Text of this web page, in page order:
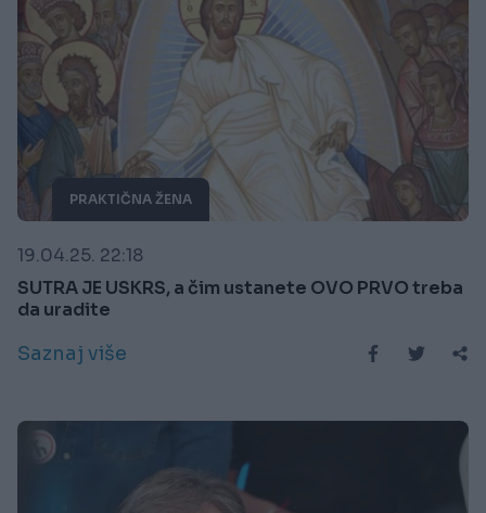
PRAKTIČNA ŽENA
19.04.25. 22:18
SUTRA JE USKRS, a čim ustanete OVO PRVO treba
da uradite
Saznaj više